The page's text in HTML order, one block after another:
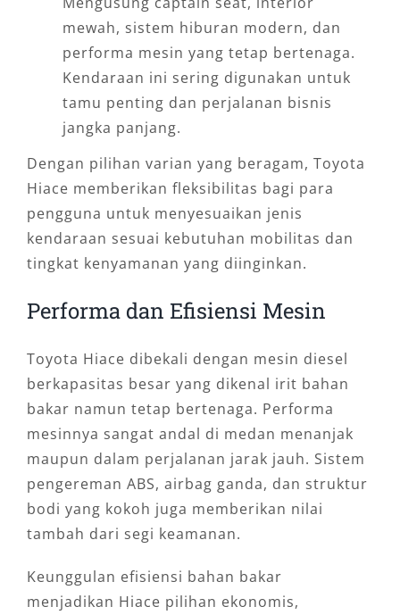
mewah, sistem hiburan modern, dan
performa mesin yang tetap bertenaga.
Kendaraan ini sering digunakan untuk
tamu penting dan perjalanan bisnis
jangka panjang.
Dengan pilihan varian yang beragam, Toyota
Hiace memberikan fleksibilitas bagi para
pengguna untuk menyesuaikan jenis
kendaraan sesuai kebutuhan mobilitas dan
tingkat kenyamanan yang diinginkan.
Performa dan Efisiensi Mesin
Toyota Hiace dibekali dengan mesin diesel
berkapasitas besar yang dikenal irit bahan
bakar namun tetap bertenaga. Performa
mesinnya sangat andal di medan menanjak
maupun dalam perjalanan jarak jauh. Sistem
pengereman ABS, airbag ganda, dan struktur
bodi yang kokoh juga memberikan nilai
tambah dari segi keamanan.
Keunggulan efisiensi bahan bakar
menjadikan Hiace pilihan ekonomis,